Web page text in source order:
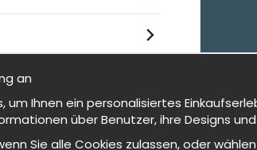
an
um Ihnen ein personalisiertes
über Benutzer, ihre Designs
Sie alle Cookies zulassen, oder